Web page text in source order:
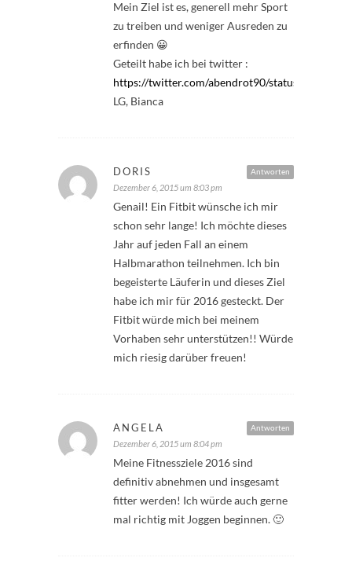
Mein Ziel ist es, generell mehr Sport
zu treiben und weniger Ausreden zu
erfinden 😀
Geteilt habe ich bei twitter :
https://twitter.com/abendrot90/status/
LG, Bianca
Antworten
DORIS
Dezember 6, 2015 um 8:03 pm
Genail! Ein Fitbit wünsche ich mir
schon sehr lange! Ich möchte dieses
Jahr auf jeden Fall an einem
Halbmarathon teilnehmen. Ich bin
begeisterte Läuferin und dieses Ziel
habe ich mir für 2016 gesteckt. Der
Fitbit würde mich bei meinem
Vorhaben sehr unterstützen!! Würde
mich riesig darüber freuen!
Antworten
ANGELA
Dezember 6, 2015 um 8:04 pm
Meine Fitnessziele 2016 sind
definitiv abnehmen und insgesamt
fitter werden! Ich würde auch gerne
mal richtig mit Joggen beginnen. 🙂